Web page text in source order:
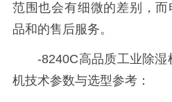
范围也会有细微的差别，
品和的售后服务。
-8240C高品质工业除湿
机技术参数与选型参考：